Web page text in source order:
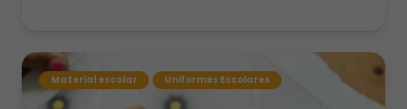
Material escolar Uniformes Escolares